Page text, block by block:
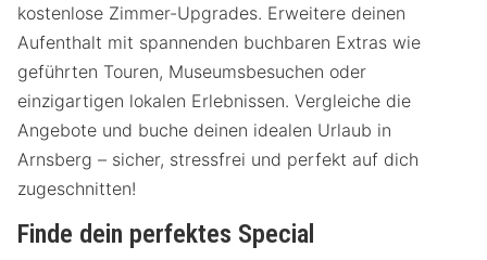
kostenlose Zimmer-Upgrades. Erweitere deinen
Aufenthalt mit spannenden buchbaren Extras wie
geführten Touren, Museumsbesuchen oder
einzigartigen lokalen Erlebnissen. Vergleiche die
Angebote und buche deinen idealen Urlaub in
Arnsberg – sicher, stressfrei und perfekt auf dich
zugeschnitten!
Finde dein perfektes Special